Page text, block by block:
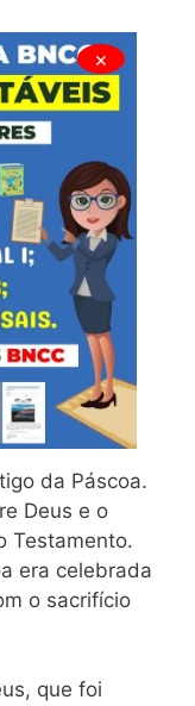
×
da Páscoa.
Deus e o
Testamento.
era celebrada
o sacrifício
que foi